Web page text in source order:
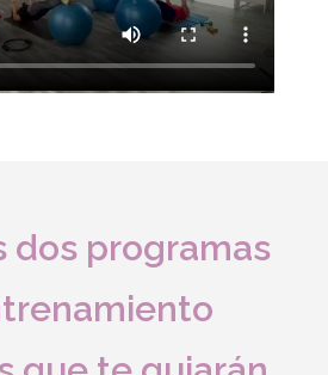
dos programas